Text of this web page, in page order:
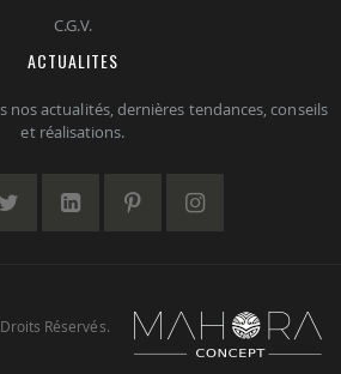
C.G.V.
ACTUALITES
nos actualités, dernières tendances, conseils
et réalisations.
Réservés.